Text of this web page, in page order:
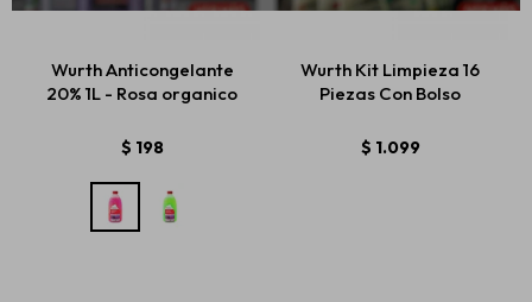
Wurth Anticongelante
20% 1L - Rosa organico
$ 198
Wurth Kit Limpieza 16
Piezas Con Bolso
$ 1.099